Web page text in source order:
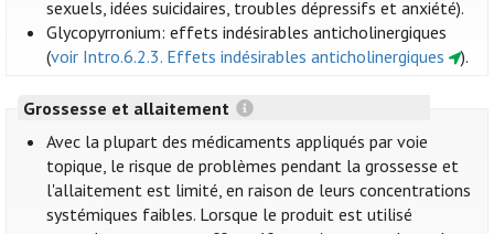
sexuels, idées suicidaires, troubles dépressifs et anxiété).
Glycopyrronium: effets indésirables anticholinergiques
(voir Intro.6.2.3. Effets indésirables anticholinergiques ).
Grossesse et allaitement
Avec la plupart des médicaments appliqués par voie
topique, le risque de problèmes pendant la grossesse et
l'allaitement est limité, en raison de leurs concentrations
systémiques faibles. Lorsque le produit est utilisé